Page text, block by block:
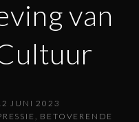
van
JUNI 2023
BETOVERENDE